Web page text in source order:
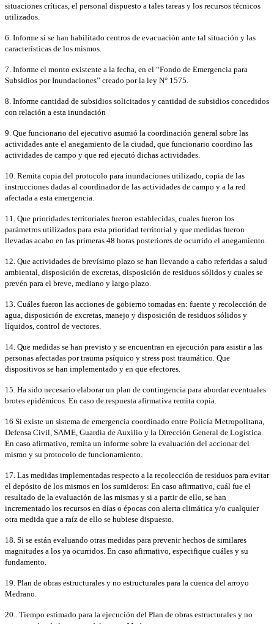
situaciones críticas, el personal dispuesto a tales tareas y los recursos técnicos
utilizados.
6. Informe si se han habilitado centros de evacuación ante tal situación y las
características de los mismos.
7. Informe el monto existente a la fecha, en el “Fondo de Emergencia para
Subsidios por Inundaciones” creado por la ley N° 1575.
8. Informe cantidad de subsidios solicitados y cantidad de subsidios concedidos
con relación a esta inundación
9. Que funcionario del ejecutivo asumió la coordinación general sobre las
actividades ante el anegamiento de la ciudad, que funcionario coordino las
actividades de campo y que red ejecutó dichas actividades.
10. Remita copia del protocolo para inundaciones utilizado, copia de las
instrucciones dadas al coordinador de las actividades de campo y a la red
afectada a esta emergencia.
11. Que prioridades territoriales fueron establecidas, cuales fueron los
parámetros utilizados para esta prioridad territorial y que medidas fueron
llevadas acabo en las primeras 48 horas posteriores de ocurrido el anegamiento.
12. Que actividades de brevísimo plazo se han llevando a cabo referidas a salud
ambiental, disposición de excretas, disposición de residuos sólidos y cuales se
prevén para el breve, mediano y largo plazo.
13. Cuáles fueron las acciones de gobierno tomadas en: fuente y recolección de
agua, disposición de excretas, manejo y disposición de residuos sólidos y
líquidos, control de vectores.
14. Que medidas se han previsto y se encuentran en ejecución para asistir a las
personas afectadas por trauma psíquico y stress post traumático. Que
dispositivos se han implementado y en que efectores.
15. Ha sido necesario elaborar un plan de contingencia para abordar eventuales
brotes epidémicos. En caso de respuesta afirmativa remita copia.
16 Si existe un sistema de emergencia coordinado entre Policía Metropolitana,
Defensa Civil, SAME, Guardia de Auxilio y la Dirección General de Logística.
En caso afirmativo, remita un informe sobre la evaluación del accionar del
mismo y su protocolo de funcionamiento.
17. Las medidas implementadas respecto a la recolección de residuos para evitar
el depósito de los mismos en los sumideros: En caso afirmativo, cuál fue el
resultado de la evaluación de las mismas y si a partir de ello, se han
incrementado los recursos en días o épocas con alerta climática y/o cualquier
otra medida que a raíz de ello se hubiese dispuesto.
18. Si se están evaluando otras medidas para prevenir hechos de similares
magnitudes a los ya ocurridos. En caso afirmativo, especifique cuáles y su
fundamento.
19. Plan de obras estructurales y no estructurales para la cuenca del arroyo
Medrano.
20.. Tiempo estimado para la ejecución del Plan de obras estructurales y no